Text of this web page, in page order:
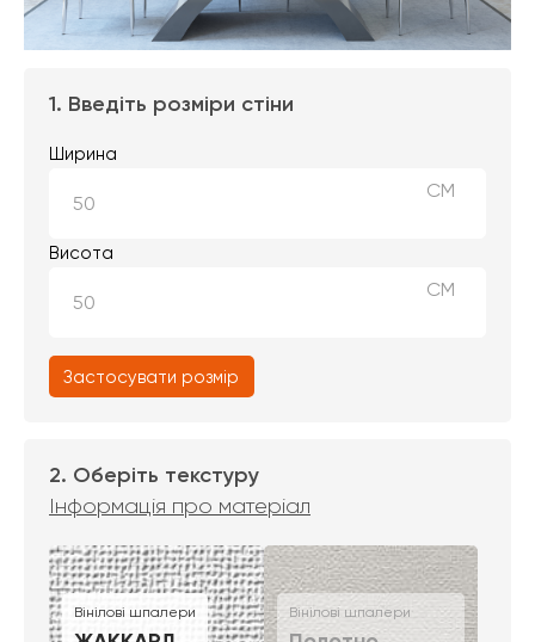
1. Введіть розміри стіни
Ширина
СМ
Висота
СМ
Застосувати розмір
2. Оберіть текстуру
Інформація про матеріал
Вінілові шпалери Вінілові шпалери